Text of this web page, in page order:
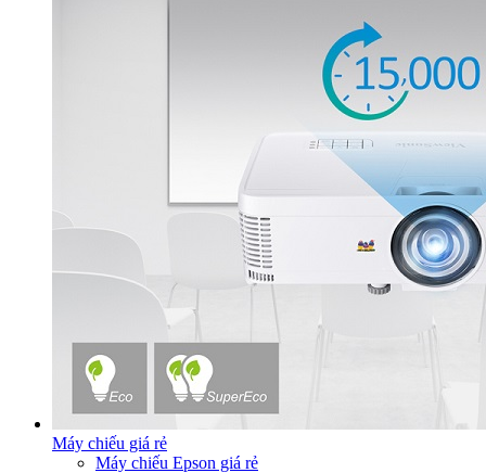
Máy chiếu giá rẻ
Máy chiếu Epson giá rẻ